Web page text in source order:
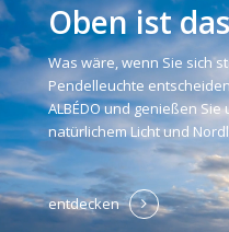
Oben ist
Was wäre, wenn Sie sich
Pendelleuchte
ALBÉDO und genießen
natürlichem Licht und
entdecken